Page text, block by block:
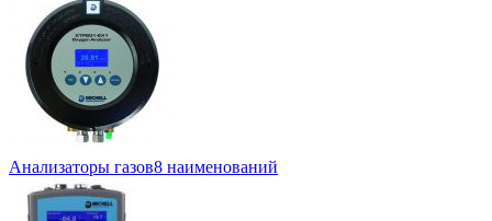
Анализаторы газов8 наименований